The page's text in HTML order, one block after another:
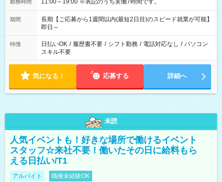
勤務時間 11:00～19:00 ※表記のうち実働7時間です。
期間
長期【ご応募から1週間以内(最短2日目)のスピード就業が可能】
即日～
特徴 日払いOK / 履歴書不要 / シフト勤務 / 電話対応なし / パソコン
スキル不要
気になる！ 応募する 詳細へ
未読
人気イベントも！好きな場所で働けるイベント
スタッフ☆来社不要！働いたその日に給料もら
える日払い/T1
アルバイト 職種未経験OK